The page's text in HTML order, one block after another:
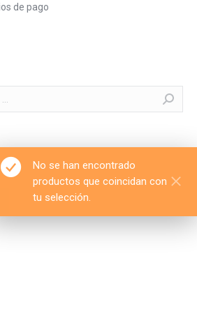
No se han encontrado
productos que coincidan con
tu selección.